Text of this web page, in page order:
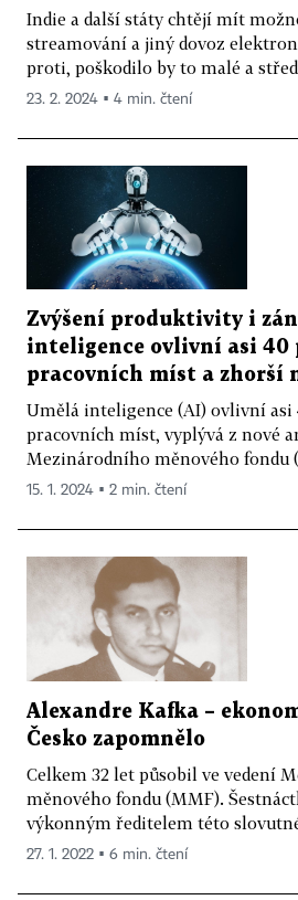
Indie a další státy chtějí mít
streamování a jiný dovoz
proti, poškodilo by to malé a
23. 2. 2024 ▪ 4 min. čtení
Zvýšení produktivity i
inteligence ovlivní asi 40
pracovních míst a zhorší
Umělá inteligence (AI) ovlivní asi
pracovních míst, vyplývá z nové
Mezinárodního měnového fondu
15. 1. 2024 ▪ 2 min. čtení
Alexandre Kafka –
Česko zapomnělo
Celkem 32 let působil ve vedení
měnového fondu (MMF).
výkonným ředitelem této
27. 1. 2022 ▪ 6 min. čtení